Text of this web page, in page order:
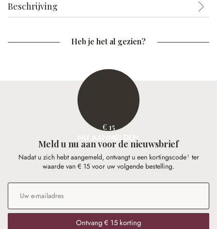
Beschrijving
Heb je het al gezien?
€ 15
NU AANMELDEN
Meld u nu aan voor de nieuwsbrief
Nadat u zich hebt aangemeld, ontvangt u een kortingscode¹ ter
waarde van € 15 voor uw volgende bestelling.
E-mailadres
Ontvang € 15 korting